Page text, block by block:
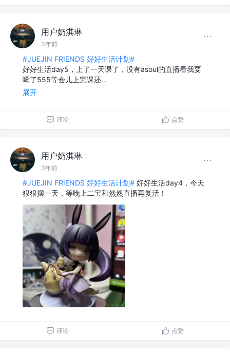
用户奶淇琳
3年前
#JUEJIN FRIENDS 好好生活计划#
好好生活day5，上了一天课了，没有asoul的直播看我要
噶了555等会儿上完课还…
展开
评论 点赞
用户奶淇琳
3年前
#JUEJIN FRIENDS 好好生活计划# 好好生活day4，今天
狠狠摆一天，等晚上二宝和然然直播再复活！
评论 点赞